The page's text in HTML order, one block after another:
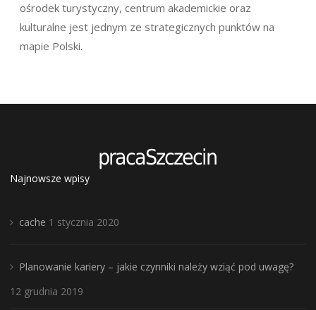
ośrodek turystyczny, centrum akademickie oraz
kulturalne jest jednym ze strategicznych punktów na
mapie Polski.
Najnowsze wpisy
cache 1 stycznia 2020
Planowanie kariery – jakie czynniki należy wziąć pod uwagę?
12 grudnia 2019